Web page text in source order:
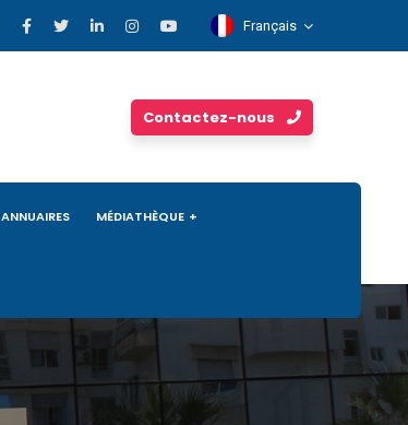
Français
Contactez-nous
ANNUAIRES MÉDIATHÈQUE